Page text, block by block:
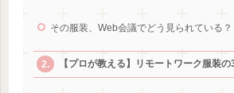
その服装、Web会議でどう見られている？
【プロが教える】リモートワーク服装の